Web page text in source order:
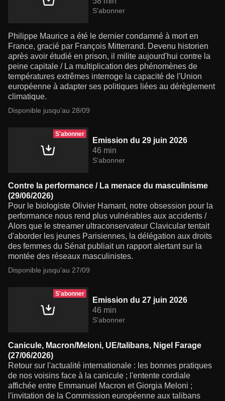
S'abonner
Philippe Maurice a été le dernier condamné à mort en
France, gracié par François Mitterrand. Devenu historien
après avoir étudié en prison, il milite aujourd'hui contre la
peine capitale / La multiplication des phénomènes de
températures extrêmes interroge la capacité de l'Union
européenne à adapter ses politiques liées au dérèglement
climatique.
Disponible jusqu'au 28/09
S'abonner
Emission du 29 juin 2026
46 min
S'abonner
Contre la performance / La menace du masculinisme
(29/06/2026)
Pour le biologiste Olivier Hamant, notre obsession pour la
performance nous rend plus vulnérables aux accidents /
Alors que le streamer ultraconservateur Clavicular tentait
d'aborder les jeunes Parisiennes, la délégation aux droits
des femmes du Sénat publiait un rapport alertant sur la
montée des réseaux masculinistes.
Disponible jusqu'au 27/09
S'abonner
Emission du 27 juin 2026
46 min
S'abonner
Canicule, Macron/Meloni, UE/talibans, Nigel Farage
(27/06/2026)
Retour sur l'actualité internationale : les bonnes pratiques
de nos voisins face à la canicule ; l'entente cordiale
affichée entre Emmanuel Macron et Giorgia Meloni ;
l'invitation de la Commission européenne aux talibans